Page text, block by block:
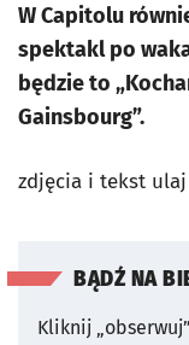
W Capitolu
spektakl po
będzie to
Gainsbourg”.
zdjęcia i tekst ulaj
BĄDŹ NA
Kliknij